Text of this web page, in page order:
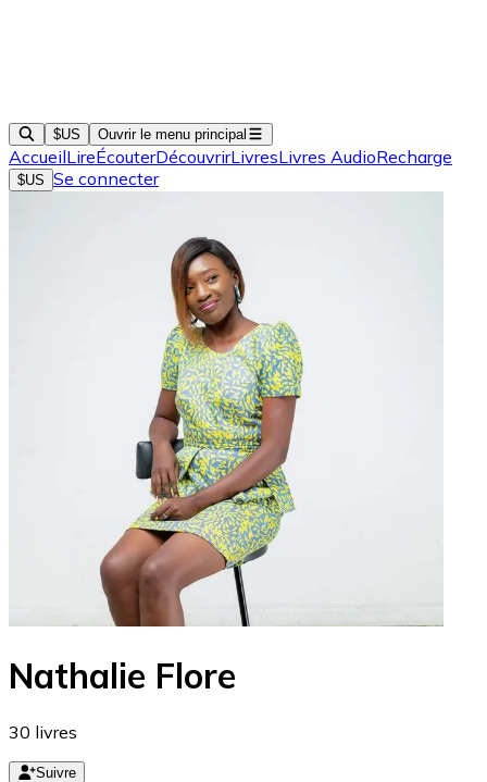
$US Ouvrir le menu principal
AccueilLireÉcouterDécouvrirLivresLivres AudioRecharge
$US Se connecter
Nathalie Flore
30 livres
Suivre